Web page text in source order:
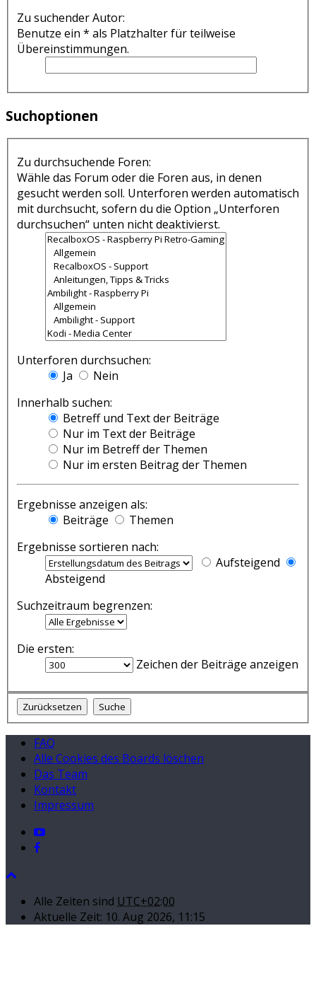
Zu suchender Autor:
Benutze ein * als Platzhalter für teilweise
Übereinstimmungen.
Suchoptionen
Zu durchsuchende Foren:
Wähle das Forum oder die Foren aus, in denen
gesucht werden soll. Unterforen werden automatisch
mit durchsucht, sofern du die Option „Unterforen
durchsuchen“ unten nicht deaktivierst.
Unterforen durchsuchen:
Ja
Nein
Innerhalb suchen:
Betreff und Text der Beiträge
Nur im Text der Beiträge
Nur im Betreff der Themen
Nur im ersten Beitrag der Themen
Ergebnisse anzeigen als:
Beiträge
Themen
Ergebnisse sortieren nach:
Aufsteigend
Absteigend
Suchzeitraum begrenzen:
Die ersten:
Zeichen der Beiträge anzeigen
FAQ
Alle Cookies des Boards löschen
Das Team
Kontakt
Impressum
Alle Zeiten sind UTC+02:00
Aktuelle Zeit: 10. Aug 2026, 11:15